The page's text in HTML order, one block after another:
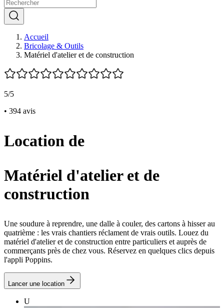
Accueil
Bricolage & Outils
Matériel d'atelier et de construction
5/5
• 394 avis
Location de
Matériel d'atelier et de
construction
Une soudure à reprendre, une dalle à couler, des cartons à hisser au
quatrième : les vrais chantiers réclament de vrais outils. Louez du
matériel d'atelier et de construction entre particuliers et auprès de
commerçants près de chez vous. Réservez en quelques clics depuis
l'appli Poppins.
Lancer une location
U